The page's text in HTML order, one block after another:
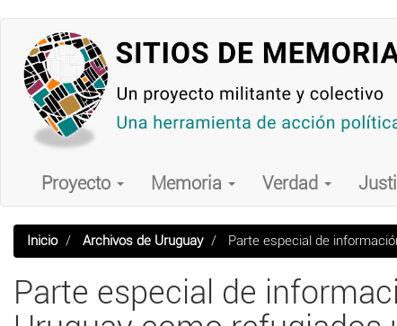
contenido
principal
Main
navigation
Proyecto Memoria Verdad
Inicio Archivos de Uruguay Parte especial de
Parte especial de